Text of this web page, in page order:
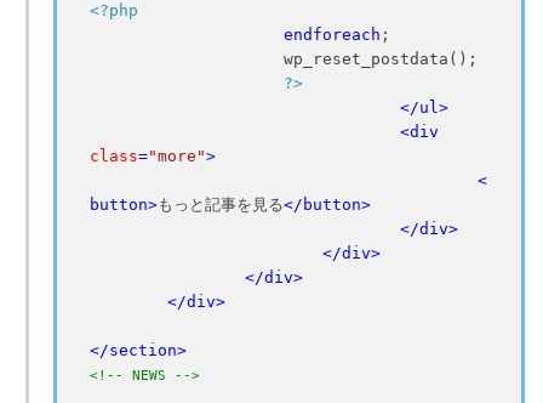
<?php
endforeach ;
?>
</ul>
<div
class="more">
<
button>もっと記事を見る</ button>
</div>
</div>
</div>
</div>
</section>
<!-- NEWS -->